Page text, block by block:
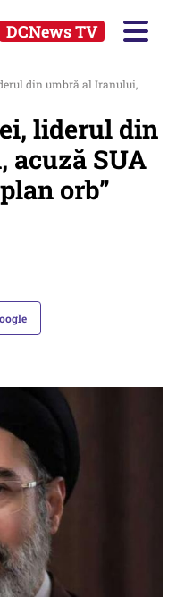
DCNews TV
din umbră al Iranului,
liderul din
SUA
orb”